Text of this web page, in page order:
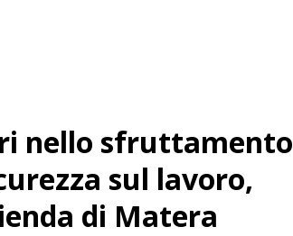
nello sfruttamento
sul lavoro,
di Matera